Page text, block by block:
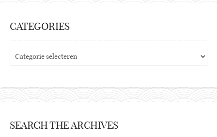
CATEGORIES
SEARCH THE ARCHIVES